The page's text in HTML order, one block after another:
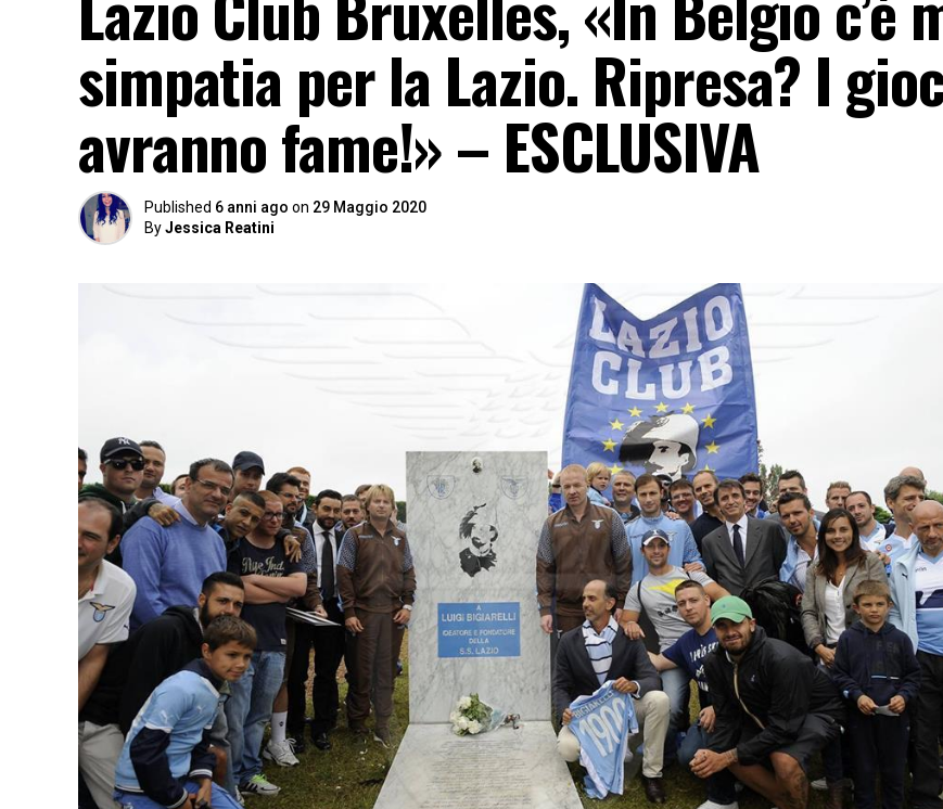
simpatia per la Lazio. Ripresa? I
avranno fame!» – ESCLUSIVA
Published 6 anni ago on 29 Maggio 2020
ByJessica Reatini